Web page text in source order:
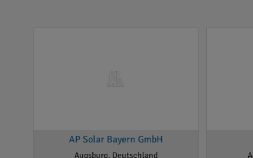
AP Solar Bayern GmbH
Augsburg, Deutschland